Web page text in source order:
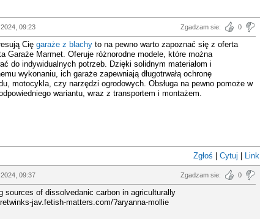
09:23 Zgadzam sie: 0
Cię garaże z blachy to na pewno warto zapoznać się z oferta
Garaże Marmet. Oferuje różnorodne modele, które można
do indywidualnych potrzeb. Dzięki solidnym materiałom i
wykonaniu, ich garaże zapewniają długotrwałą ochronę
motocykla, czy narzędzi ogrodowych. Obsługa na pewno pomoże w
wariantu, wraz z transportem i montażem.
Zgłoś Cytuj Link
09:37 Zgadzam sie: 0
sources of dissolvedanic carbon in agriculturally
jav.fetish-matters.com/?aryanna-mollie